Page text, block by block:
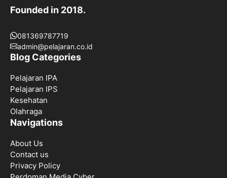
Founded in 2018.
081369787719
admin@pelajaran.co.id
Blog Categories
Pelajaran IPA
Pelajaran IPS
Kesehatan
Olahraga
Navigations
About Us
Contact us
Privacy Policy